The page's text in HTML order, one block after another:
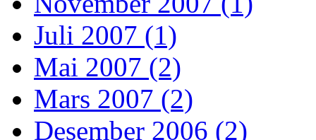
Juli 2007 (1)
Mai 2007 (2)
Mars 2007 (2)
Desember 2006 (2)